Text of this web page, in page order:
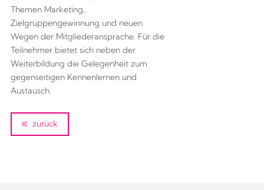
Themen Marketing,
Zielgruppengewinnung und neuen
Wegen der Mitgliederansprache. Für die
Teilnehmer bietet sich neben der
Weiterbildung die Gelegenheit zum
gegenseitigen Kennenlernen und
Austausch.
zurück